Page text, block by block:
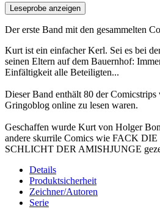
Leseprobe anzeigen
Der erste Band mit den gesammelten
Kurt ist ein einfacher Kerl. Sei es bei
seinen Eltern auf dem Bauernhof:
Einfältigkeit alle Beteiligten...
Dieser Band enthält 80 der
Gringoblog online zu lesen waren.
Geschaffen wurde Kurt von Holger
andere skurrile Comics wie FACK
SCHLICHT DER AMISHJUNGE
Details
Produktsicherheit
Zeichner/Autoren
Serie